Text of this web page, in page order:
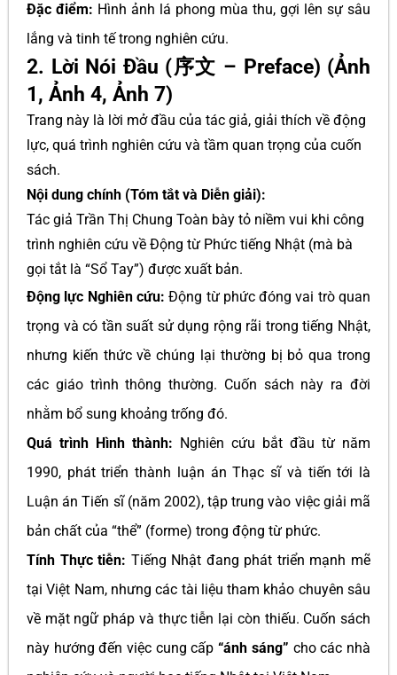
Đặc điểm: Hình ảnh lá phong mùa thu, gợi lên sự sâu
lắng và tinh tế trong nghiên cứu.
2. Lời Nói Đầu (序文 – Preface) (Ảnh
1, Ảnh 4, Ảnh 7)
Trang này là lời mở đầu của tác giả, giải thích về động
lực, quá trình nghiên cứu và tầm quan trọng của cuốn
sách.
Nội dung chính (Tóm tắt và Diễn giải):
Tác giả Trần Thị Chung Toàn bày tỏ niềm vui khi công
trình nghiên cứu về Động từ Phức tiếng Nhật (mà bà
gọi tắt là “Sổ Tay”) được xuất bản.
Động lực Nghiên cứu: Động từ phức đóng vai trò quan
trọng và có tần suất sử dụng rộng rãi trong tiếng Nhật,
nhưng kiến thức về chúng lại thường bị bỏ qua trong
các giáo trình thông thường. Cuốn sách này ra đời
nhằm bổ sung khoảng trống đó.
Quá trình Hình thành: Nghiên cứu bắt đầu từ năm
1990, phát triển thành luận án Thạc sĩ và tiến tới là
Luận án Tiến sĩ (năm 2002), tập trung vào việc giải mã
bản chất của “thể” (forme) trong động từ phức.
Tính Thực tiễn: Tiếng Nhật đang phát triển mạnh mẽ
tại Việt Nam, nhưng các tài liệu tham khảo chuyên sâu
về mặt ngữ pháp và thực tiễn lại còn thiếu. Cuốn sách
này hướng đến việc cung cấp“ánh sáng” cho các nhà